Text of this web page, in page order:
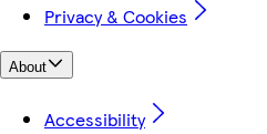
Privacy & Cookies
About
Accessibility